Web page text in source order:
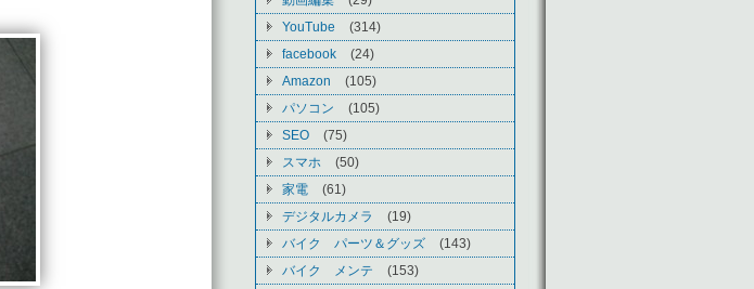
YouTube
(314)
facebook
(24)
Amazon
(105)
パソコン
(105)
SEO
(75)
スマホ
(50)
家電
(61)
デジタルカメラ
(19)
バイク パーツ＆グッズ
(143)
バイク メンテ
(153)